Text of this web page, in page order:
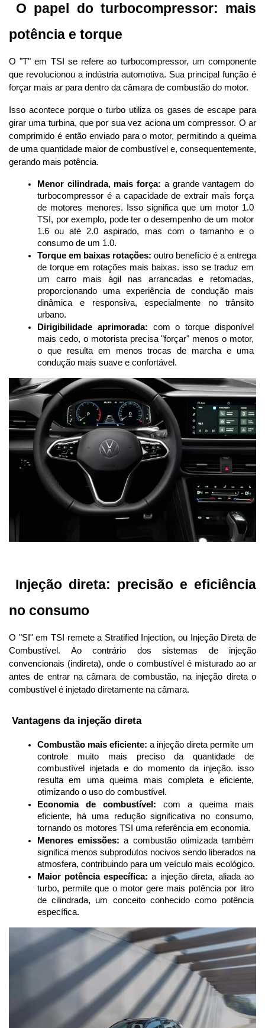
O papel do turbocompressor: mais
potência e torque
O "T" em TSI se refere ao turbocompressor, um componente
que revolucionou a indústria automotiva. Sua principal função é
forçar mais ar para dentro da câmara de combustão do motor.
Isso acontece porque o turbo utiliza os gases de escape para
girar uma turbina, que por sua vez aciona um compressor. O ar
comprimido é então enviado para o motor, permitindo a queima
de uma quantidade maior de combustível e, consequentemente,
gerando mais potência.
Menor cilindrada, mais força: a grande vantagem do
turbocompressor é a capacidade de extrair mais força
de motores menores. Isso significa que um motor 1.0
TSI, por exemplo, pode ter o desempenho de um motor
1.6 ou até 2.0 aspirado, mas com o tamanho e o
consumo de um 1.0.
Torque em baixas rotações: outro benefício é a entrega
de torque em rotações mais baixas. isso se traduz em
um carro mais ágil nas arrancadas e retomadas,
proporcionando uma experiência de condução mais
dinâmica e responsiva, especialmente no trânsito
urbano.
Dirigibilidade aprimorada: com o torque disponível
mais cedo, o motorista precisa "forçar" menos o motor,
o que resulta em menos trocas de marcha e uma
condução mais suave e confortável.
Injeção direta: precisão e eficiência
no consumo
O "SI" em TSI remete a Stratified Injection, ou Injeção Direta de
Combustível. Ao contrário dos sistemas de injeção
convencionais (indireta), onde o combustível é misturado ao ar
antes de entrar na câmara de combustão, na injeção direta o
combustível é injetado diretamente na câmara.
Vantagens da injeção direta
Combustão mais eficiente: a injeção direta permite um
controle muito mais preciso da quantidade de
combustível injetada e do momento da injeção. isso
resulta em uma queima mais completa e eficiente,
otimizando o uso do combustível.
Economia de combustível: com a queima mais
eficiente, há uma redução significativa no consumo,
tornando os motores TSI uma referência em economia.
Menores emissões: a combustão otimizada também
significa menos subprodutos nocivos sendo liberados na
atmosfera, contribuindo para um veículo mais ecológico.
Maior potência específica: a injeção direta, aliada ao
turbo, permite que o motor gere mais potência por litro
de cilindrada, um conceito conhecido como potência
específica.